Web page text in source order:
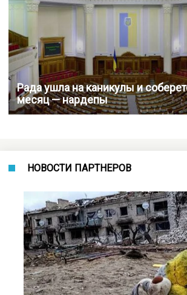
Рада ушла на каникулы и
месяц — нардепы
НОВОСТИ ПАРТНЕРОВ